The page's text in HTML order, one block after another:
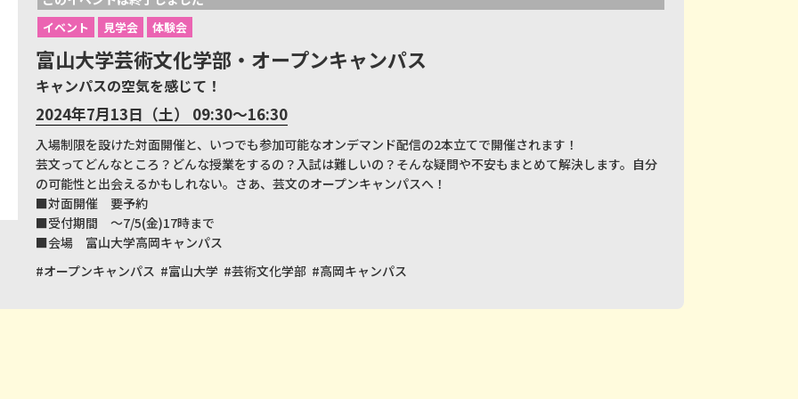
イベント 見学会 体験会
富山大学芸術文化学部・オープンキャンパス
キャンパスの空気を感じて！
2024年7月13日（土） 09:30～16:30
入場制限を設けた対面開催と、いつでも参加可能なオンデマンド配信の2本立てで開催されます！
芸文ってどんなところ？どんな授業をするの？入試は難しいの？そんな疑問や不安もまとめて解決します。自分
の可能性と出会えるかもしれない。さあ、芸文のオープンキャンパスへ！
■対面開催 要予約
■受付期間 ～7/5(金)17時まで
■会場 富山大学高岡キャンパス
#オープンキャンパス #富山大学 #芸術文化学部 #高岡キャンパス